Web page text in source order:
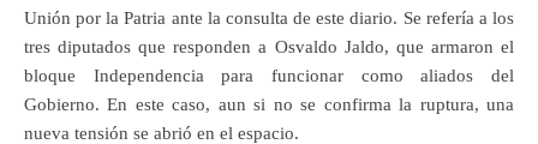
Unión por la Patria ante la consulta de este diario. Se refería a los
tres diputados que responden a Osvaldo Jaldo, que armaron el
bloque Independencia para funcionar como aliados del
Gobierno. En este caso, aun si no se confirma la ruptura, una
nueva tensión se abrió en el espacio.